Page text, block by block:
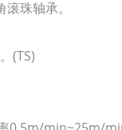
珠轴承。
(TS)